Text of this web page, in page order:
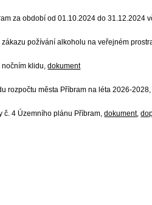
za období od 01.10.2024 do 31.12.2024
požívání alkoholu na veřejném
nočním klidu,dokument
rozpočtu města Příbram na léta 2026-
č. 4 Územního plánu Příbram,dokument,